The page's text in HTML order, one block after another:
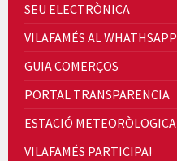
Quintà Culroja
SEU ELECTRÒNICA
VILAFAMÉS AL WHATHSAPP
GUIA COMERÇOS
PORTAL TRANSPARENCIA
ESTACIÓ METEORÒLOGICA
VILAFAMÉS PARTICIPA!